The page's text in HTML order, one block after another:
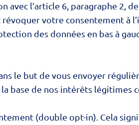
avec l’article 6, paragraphe 2,
révoquer votre consentement
des données en bas à
le but de vous envoyer
base de nos intérêts légitimes
(double opt-in). Cela